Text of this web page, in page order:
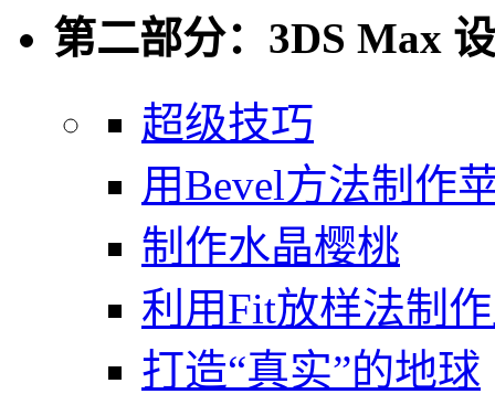
第二部分：3DS Max
超级技巧
用Bevel方法制作
制作水晶樱桃
利用Fit放样法制
打造“真实”的地球